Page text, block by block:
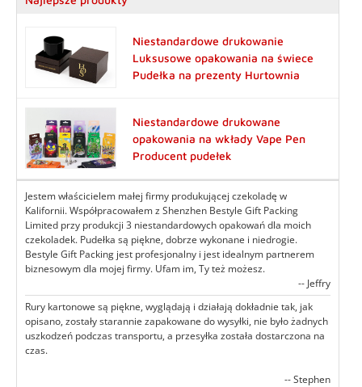
Niestandardowe drukowanie
Luksusowe opakowania na świece
Pudełka na prezenty Hurtownia
Niestandardowe drukowane
opakowania na wkłady Vape Pen
Producent pudełek
Jestem właścicielem małej firmy produkującej czekoladę w
Kalifornii. Współpracowałem z Shenzhen Bestyle Gift Packing
Limited przy produkcji 3 niestandardowych opakowań dla moich
czekoladek. Pudełka są piękne, dobrze wykonane i niedrogie.
Bestyle Gift Packing jest profesjonalny i jest idealnym partnerem
biznesowym dla mojej firmy. Ufam im, Ty też możesz.
-- Jeffry
Rury kartonowe są piękne, wyglądają i działają dokładnie tak, jak
opisano, zostały starannie zapakowane do wysyłki, nie było żadnych
uszkodzeń podczas transportu, a przesyłka została dostarczona na
czas.
-- Stephen